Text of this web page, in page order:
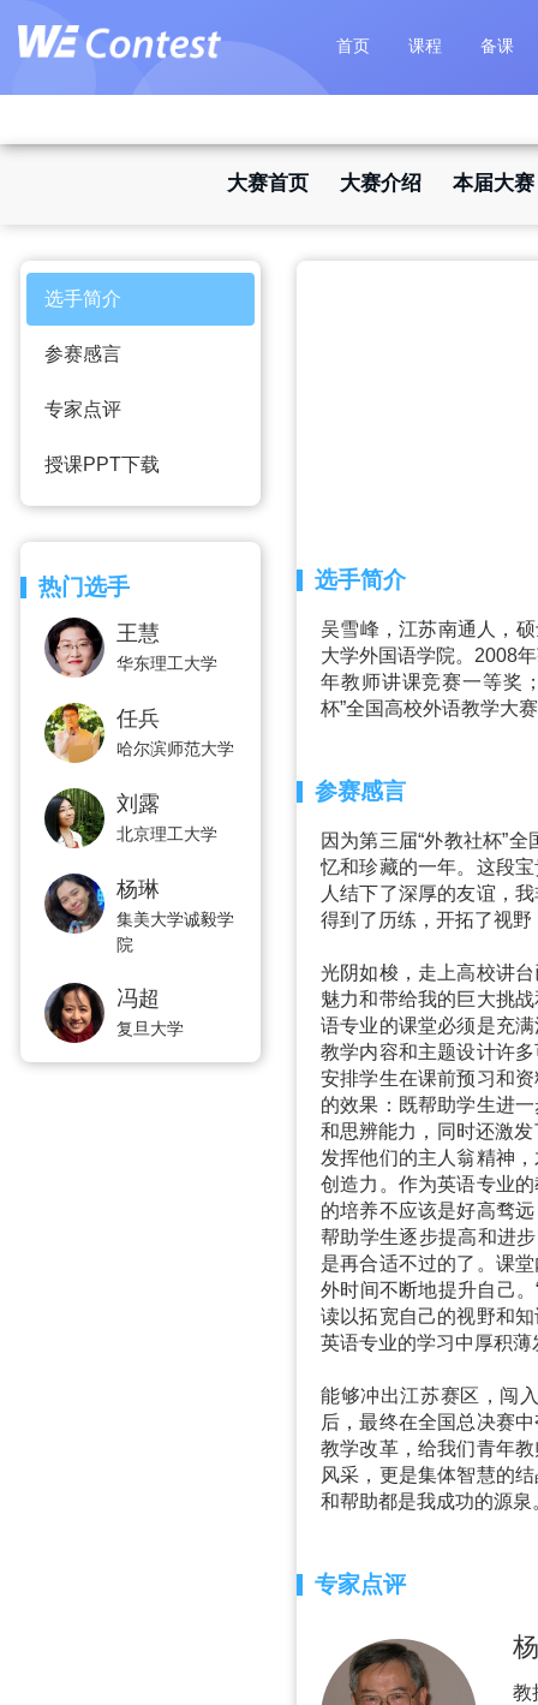
首页 课程 备课
大赛首页 大赛介绍 本届大赛
选手简介
参赛感言
专家点评
授课PPT下载
热门选手
王慧
华东理工大学
任兵
哈尔滨师范大学
刘露
北京理工大学
杨琳
集美大学诚毅学
院
冯超
复旦大学
选手简介
吴雪峰，江苏南通人，
大学外国语学院。2008
年教师讲课竞赛一等奖
杯”全国高校外语教学大
参赛感言
因为第三届“外教社杯”
忆和珍藏的一年。这段
人结下了深厚的友谊，
得到了历练，开拓了视
光阴如梭，走上高校讲
魅力和带给我的巨大挑
语专业的课堂必须是充
教学内容和主题设计许
安排学生在课前预习和
的效果：既帮助学生进
和思辨能力，同时还激
发挥他们的主人翁精神
创造力。作为英语专业
的培养不应该是好高骛
帮助学生逐步提高和进
是再合适不过的了。课
外时间不断地提升自己
读以拓宽自己的视野和
英语专业的学习中厚积
能够冲出江苏赛区，闯
后，最终在全国总决赛
教学改革，给我们青年
风采，更是集体智慧的
和帮助都是我成功的源泉
专家点评
教